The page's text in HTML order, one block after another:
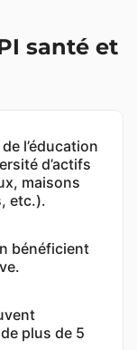
santé et
l’éducation
d’actifs
maisons
etc.).
bénéficient
plus de 5